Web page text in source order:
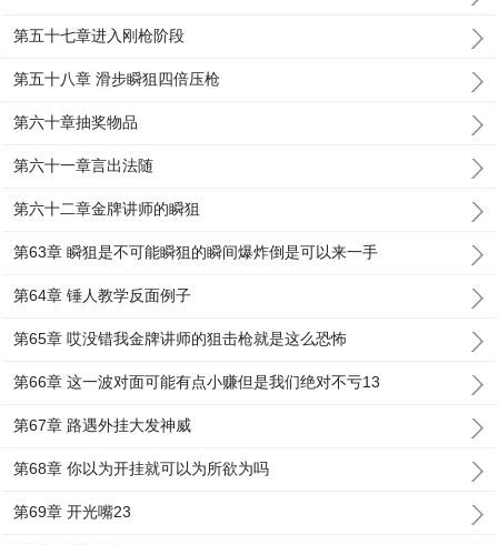
第五十七章进入刚枪阶段
第五十八章 滑步瞬狙四倍压枪
第六十章抽奖物品
第六十一章言出法随
第六十二章金牌讲师的瞬狙
第63章 瞬狙是不可能瞬狙的瞬间爆炸倒是可以来一手
第64章 锤人教学反面例子
第65章 哎没错我金牌讲师的狙击枪就是这么恐怖
第66章 这一波对面可能有点小赚但是我们绝对不亏13
第67章 路遇外挂大发神威
第68章 你以为开挂就可以为所欲为吗
第69章 开光嘴23